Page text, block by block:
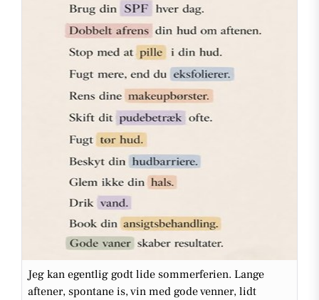
Jeg kan egentlig godt lide sommerferien. Lange
aftener, spontane is, vin med gode venner, lidt